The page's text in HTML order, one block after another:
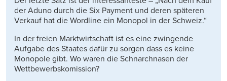
der Aduno durch die Six Payment und deren späteren
Verkauf hat die Wordline ein Monopol in der Schweiz.“
In der freien Marktwirtschaft ist es eine zwingende
Aufgabe des Staates dafür zu sorgen dass es keine
Monopole gibt. Wo waren die Schnarchnasen der
Wettbewerbskomission?